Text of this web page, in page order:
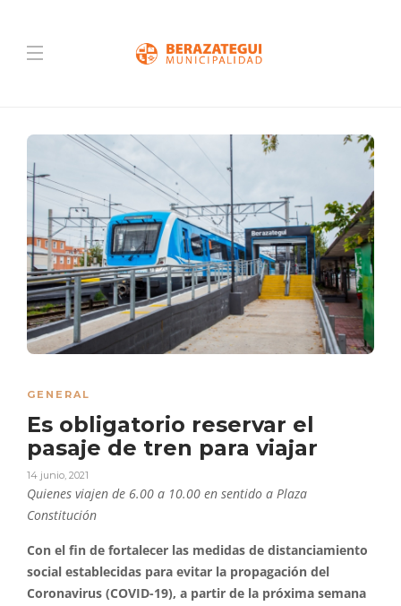
GENERAL
Es obligatorio reservar el
pasaje de tren para viajar
14 junio, 2021
Quienes viajen de 6.00 a 10.00 en sentido a Plaza
Constitución
Con el fin de fortalecer las medidas de distanciamiento
social establecidas para evitar la propagación del
Coronavirus (COVID-19), a partir de la próxima semana